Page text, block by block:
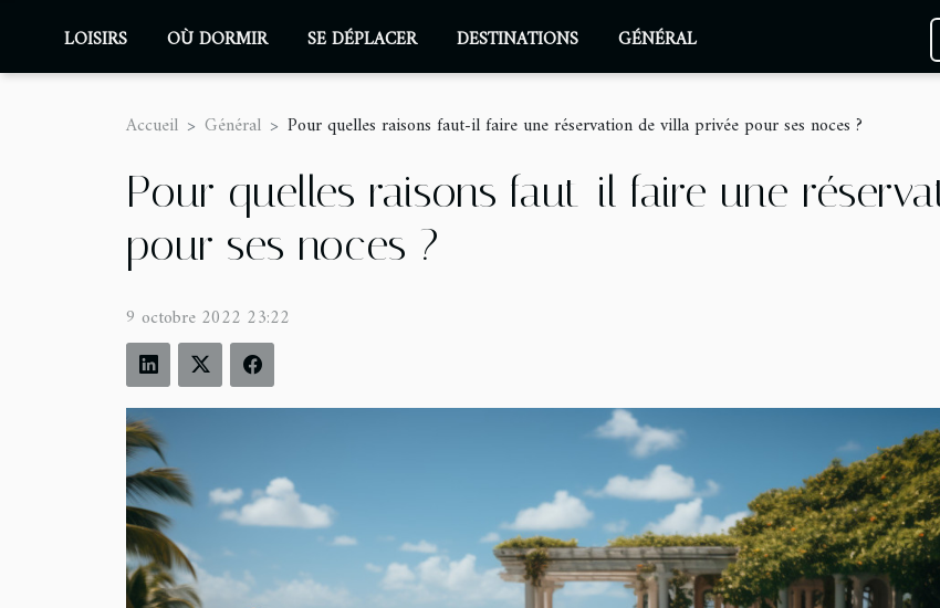
LOISIRS OÙ DORMIR SE DÉPLACER DESTINATIONS GÉNÉRAL
Accueil Général Pour quelles raisons faut-il faire une réservation de villa privée pour ses noces ?
Pour quelles raisons faut-il faire une
pour ses noces ?
9 octobre 2022 23:22